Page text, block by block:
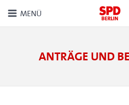
MENÜ
ANTRÄGE UND